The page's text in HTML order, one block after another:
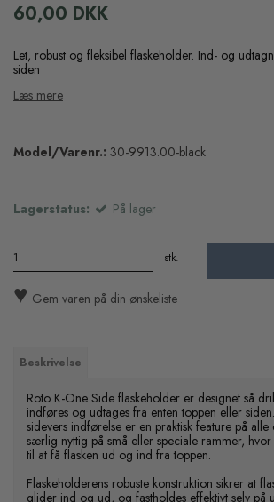
60,00 DKK
Let, robust og fleksibel flaskeholder. Ind- og
siden
Læs mere
Model/Varenr.: 30-9913.00-black
Lagerstatus: På lager
stk.
♥ Gem varen på din ønskeliste
Beskrivelse
Roto K-One Side flaskeholder er designet så
indføres og udtages fra enten toppen eller
sidevers indførelse er en praktisk feature på
særlig nyttig på små eller speciale rammer,
til at få flasken ud og ind fra toppen.
Flaskeholderens robuste konstruktion sikrer at
glider ind og ud, og fastholdes effektivt selv på